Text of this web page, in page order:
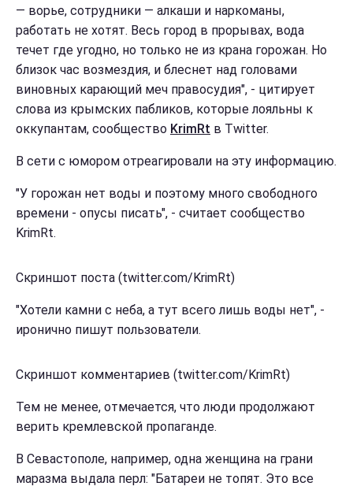
— ворье, сотрудники — алкаши и наркоманы,
работать не хотят. Весь город в прорывах, вода
течет где угодно, но только не из крана горожан. Но
близок час возмездия, и блеснет над головами
виновных карающий меч правосудия", - цитирует
слова из крымских пабликов, которые лояльны к
оккупантам, сообщество KrimRt в Тwitter.
В сети с юмором отреагировали на эту информацию.
"У горожан нет воды и поэтому много свободного
времени - опусы писать", - считает сообщество
KrimRt.
Скриншот поста (twitter.com/KrimRt)
"Хотели камни с неба, а тут всего лишь воды нет", -
иронично пишут пользователи.
Скриншот комментариев (twitter.com/KrimRt)
Тем не менее, отмечается, что люди продолжают
верить кремлевской пропаганде.
В Севастополе, например, одна женщина на грани
маразма выдала перл: "Батареи не топят. Это все